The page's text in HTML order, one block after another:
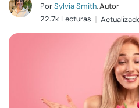
Relaciones
PorSylvia Smith, Autor
22.7k Lecturas